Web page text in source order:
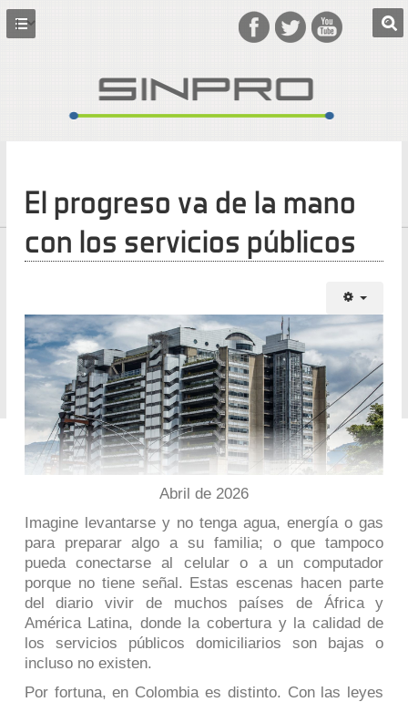
El progreso va de la mano
con los servicios públicos
Abril de 2026
Imagine levantarse y no tenga agua, energía o gas
para preparar algo a su familia; o que tampoco
pueda conectarse al celular o a un computador
porque no tiene señal. Estas escenas hacen parte
del diario vivir de muchos países de África y
América Latina, donde la cobertura y la calidad de
los servicios públicos domiciliarios son bajas o
incluso no existen.
Por fortuna, en Colombia es distinto. Con las leyes